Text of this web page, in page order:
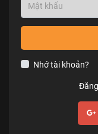
Nhớ tài khoản?